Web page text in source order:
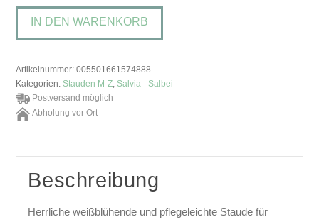
'Adrian'Hainsalbei
MengeIN DEN WARENKORB
Artikelnummer:005501661574888
Kategorien: Stauden M-Z Salvia - Salbei
Postversand möglich
Abholung vor Ort
Beschreibung
Herrliche weißblühende und pflegeleichte Staude für